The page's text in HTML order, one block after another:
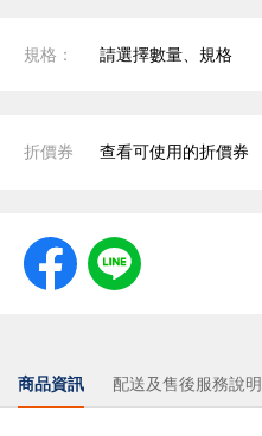
規格： 請選擇數量、規格
折價券 查看可使用的折價券
商品資訊 配送及售後服務說明